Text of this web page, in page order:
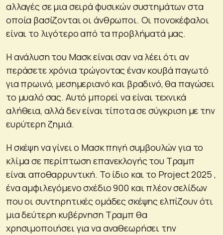
αλλαγές σε μια σειρά φυσικών συστημάτων στα
οποία βασίζονται οι άνθρωποι. Οι πονοκέφαλοι
είναι το λιγότερο από τα προβλήματά μας.
Η ανάλυση του Μασκ είναι σαν να λέει ότι αν
περάσετε χρόνια τρώγοντας έναν κουβά παγωτό
για πρωινό, μεσημεριανό και βραδινό, θα παγώσει
το μυαλό σας. Αυτό μπορεί να είναι τεχνικά
αλήθεια, αλλά δεν είναι τίποτα σε σύγκριση με την
ευρύτερη ζημιά.
Η σκέψη να γίνει ο Μασκ πηγή συμβουλών για το
κλίμα σε περίπτωση επανεκλογής του Τραμπ
είναι αποθαρρυντική. Το ίδιο και το Project 2025 ,
ένα αμφιλεγόμενο σχέδιο 900 και πλέον σελίδων
που οι συντηρητικές ομάδες σκέψης ελπίζουν ότι
μια δεύτερη κυβέρνηση Τραμπ θα
χρησιμοποιήσει για να αναθεωρήσει την